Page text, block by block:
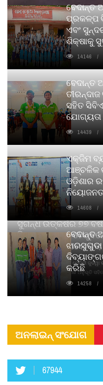
ସୁଗନ୍ଧ ଉତ୍କର୍ଷର ୭୭
ପିୟୋର୍‌ ଅଗରବତୀ
ନବସୃଜନ ଉନ୍ମୋଚନ କଲା
ବାଉଁଶ ବିହୀନ କଠିନ ଧୂପ ଏବଂ ମେଦିନୀ
ଦୀର୍ଘସ୍ଥାୟିତା ଏବଂ ଆଧ୍ୟାତ୍ମିକ ଅନୁଭୂତି
ପ୍ରକଳ୍ପ
ଏବଂ
ଶିକ୍ଷାକୁ
14146
ବେଦାନ୍ତ
ସହିତ
14439
ଏକ୍ଜିମ
ଆଞ୍ଚଳିକ
ଓଡ଼ିଶାର
14608
କରିଛି
14258
ଅନଲାଇନ୍ ସଂଯୋଗ
67944